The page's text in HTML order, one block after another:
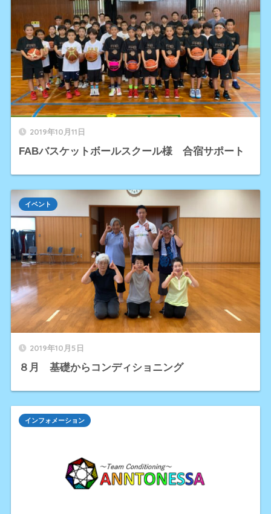
2019年10月11日
FABバスケットボールスクール様 合宿サポート
2019年10月5日
８月 基礎からコンディショニング
イベント
インフォメーション